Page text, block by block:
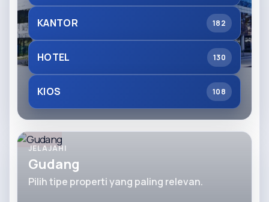
KANTOR 182
HOTEL 130
KIOS 108
JELAJAHI
Gudang
Pilih tipe properti yang paling relevan.